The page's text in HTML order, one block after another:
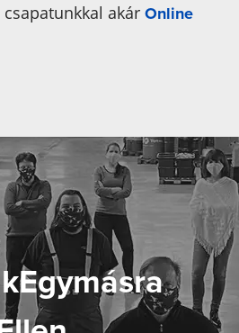
akár Online